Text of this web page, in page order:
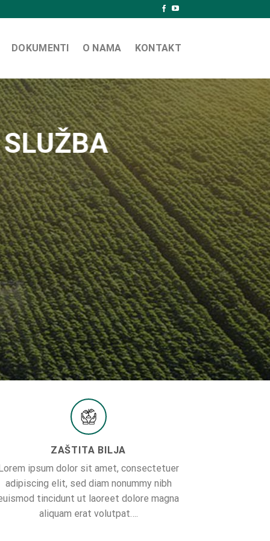
DOKUMENTI O NAMA KONTAKT
ZAŠTITA BILJA
ipsum dolor sit amet, consectetuer
adipiscing elit, sed diam nonummy nibh
tincidunt ut laoreet dolore magna
aliquam erat volutpat….